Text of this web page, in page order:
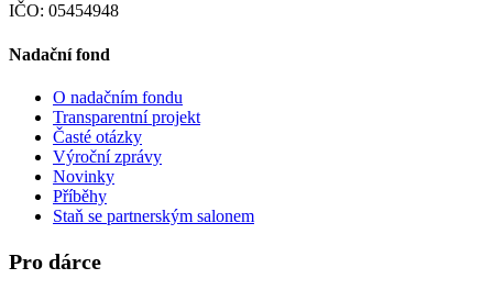
IČO: 05454948
Nadační fond
O nadačním fondu
Transparentní projekt
Časté otázky
Výroční zprávy
Novinky
Příběhy
Staň se partnerským salonem
Pro dárce